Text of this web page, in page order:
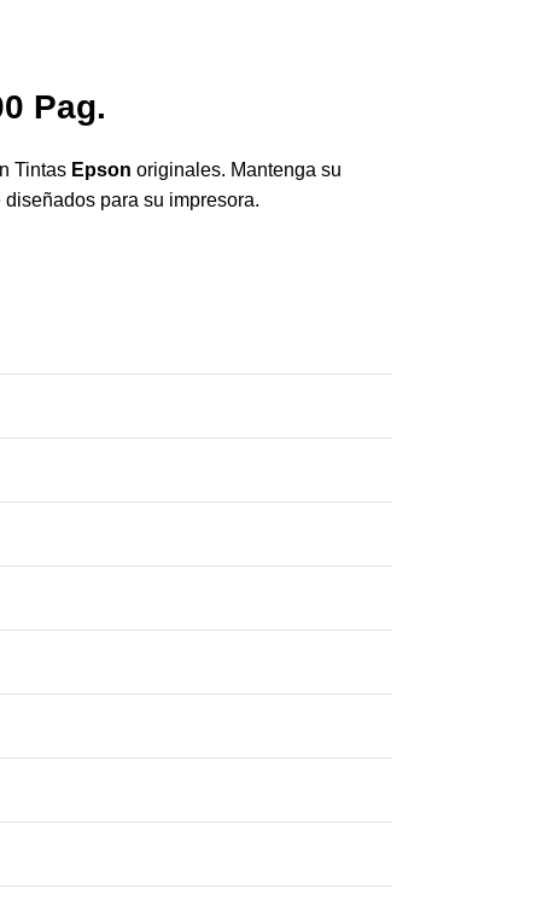
Pag.
Tintas Epson originales. Mantenga su
para su impresora.